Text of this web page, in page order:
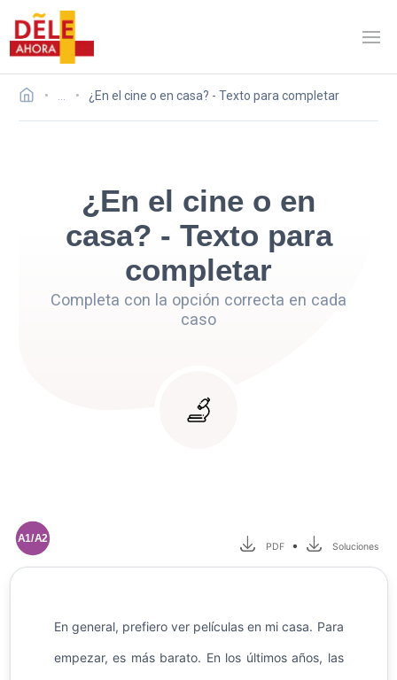
¿En el cine o en casa? - Texto para completar
¿En el cine o en
casa? - Texto para
completar
Completa con la opción correcta en cada
caso
A1/A2
PDF • Soluciones
En general, prefiero ver películas en mi casa. Para
empezar, es más barato. En los últimos años, las